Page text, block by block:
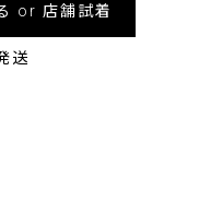
or 店舗試着
送